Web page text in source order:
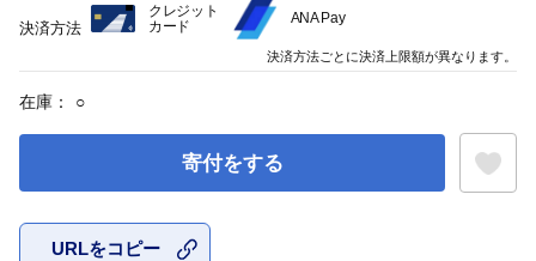
在庫： ○
寄付をする
URLをコピー
決済方法
クレジット
カード
ANA Pay
決済方法ごとに決済上限額が異なります。